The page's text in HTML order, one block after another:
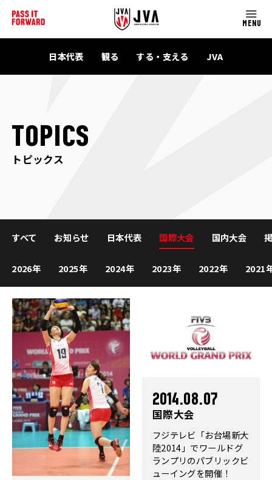
MENU
日本代表 観る する・支える JVA
TOPICS
トピックス
すべて お知らせ 日本代表 国際大会 国内大会
2026年 2025年 2024年 2023年 2022年 2021
2014.08.07
国際大会
フジテレビ「お台場新大
陸2014」でワールドグ
ランプリのパブリックビ
ューイングを開催！